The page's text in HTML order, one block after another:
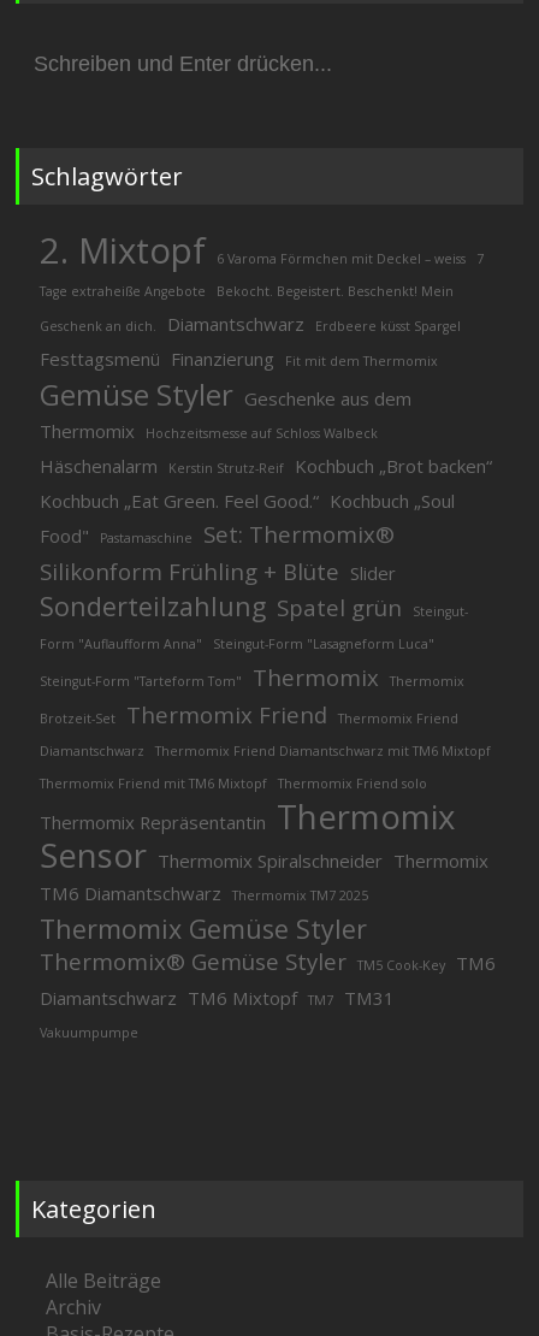
nach:
Schlagwörter
2. Mixtopf 6 Varoma Förmchen mit Deckel – weiss
7
Tage extraheiße Angebote
Bekocht. Begeistert. Beschenkt! Mein
Geschenk an dich. Diamantschwarz Erdbeere küsst Spargel
Festtagsmenü Finanzierung Fit mit dem Thermomix
Gemüse Styler Geschenke aus dem
Thermomix
Hochzeitsmesse auf Schloss Walbeck
Häschenalarm Kerstin Strutz-Reif
Kochbuch „Brot backen“
Kochbuch „Eat Green. Feel Good.“ Kochbuch „Soul
Food"
Pastamaschine
Set: Thermomix®
Silikonform Frühling + Blüte Slider
Sonderteilzahlung Spatel grün
Steingut-
Form "Auflaufform Anna"
Steingut-Form "Lasagneform Luca"
Steingut-Form "Tarteform Tom" Thermomix Thermomix
Brotzeit-Set Thermomix Friend
Thermomix Friend
Diamantschwarz
Thermomix Friend Diamantschwarz mit TM6 Mixtopf
Thermomix Friend mit TM6 Mixtopf
Thermomix Friend solo
Thermomix Repräsentantin Thermomix
Sensor Thermomix Spiralschneider Thermomix
TM6 Diamantschwarz
Thermomix TM7 2025
Thermomix Gemüse Styler
Thermomix® Gemüse Styler TM5 Cook-Key
TM6
Diamantschwarz TM6 Mixtopf TM7 TM31
Vakuumpumpe
Kategorien
Alle Beiträge
Archiv